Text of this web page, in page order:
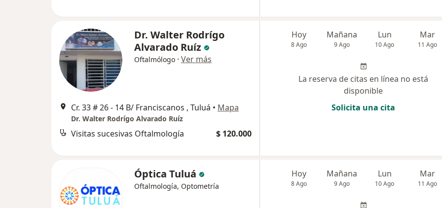
Dr. Walter Rodrígo
Alvarado Ruíz
Oftalmólogo · Ver más
Cr. 33 # 26 - 14 B/ Franciscanos , Tuluá • Mapa
Dr. Walter Rodrígo Alvarado Ruíz
Visitas sucesivas Oftalmología $ 120.000
Hoy
8 Ago
Mañana
9 Ago
Lun
10 Ago
Mar
11 Ago
La reserva de citas en línea no está
disponible
Solicita una cita
Óptica Tuluá
Oftalmología, Optometría
Hoy
8 Ago
Mañana
9 Ago
Lun
10 Ago
Mar
11 Ago